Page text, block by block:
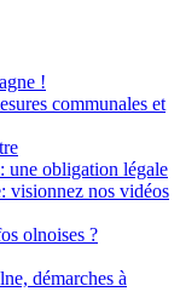
!
communales et
une obligation légale
visionnez nos vidéos
olnoises ?
démarches à